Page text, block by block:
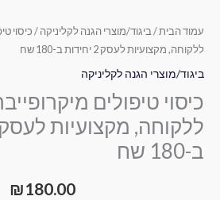
עמוד הבית/ ביגוד/מוצרי הגנה לקליניקה / כיסוי
ללקוחה, מקצועיות לעסק 2 יחידות ב-180 שח
ביגוד/מוצרי הגנה לקליניקה
כיסוי טיפולים
ב-180 שח
₪180.00